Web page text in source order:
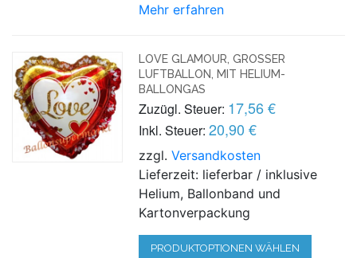
Mehr erfahren
LOVE GLAMOUR, GROSSER L
UFTBALLON, MIT HELIUM-B
ALLONGAS
Zuzügl. Steuer: 17,56 €
Inkl. Steuer: 20,90 €
zzgl.Versandkosten
Lieferzeit: lieferbar / inklusive
Helium, Ballonband und
Kartonverpackung
PRODUKTOPTIONEN WÄHLEN